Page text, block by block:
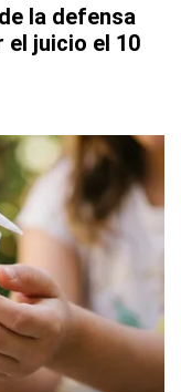
la defensa
el juicio el 10